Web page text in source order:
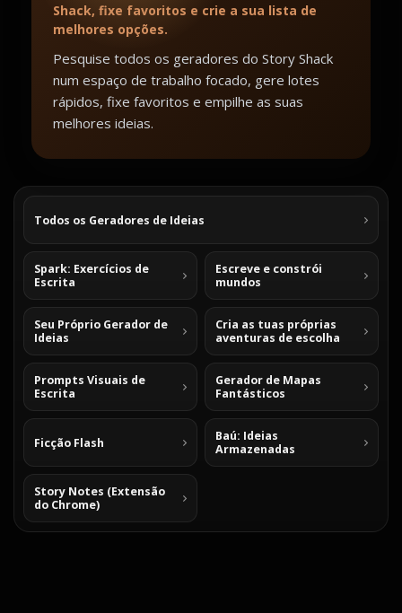
Shack, fixe favoritos e crie a sua lista de
melhores opções.
Pesquise todos os geradores do Story Shack
num espaço de trabalho focado, gere lotes
rápidos, fixe favoritos e empilhe as suas
melhores ideias.
Todos os Geradores de Ideias
Spark: Exercícios de
Escrita
Escreve e constrói
mundos
Seu Próprio Gerador de
Ideias
Cria as tuas próprias
aventuras de escolha
Prompts Visuais de
Escrita
Gerador de Mapas
Fantásticos
Ficção Flash
Baú: Ideias
Armazenadas
Story Notes (Extensão
do Chrome)